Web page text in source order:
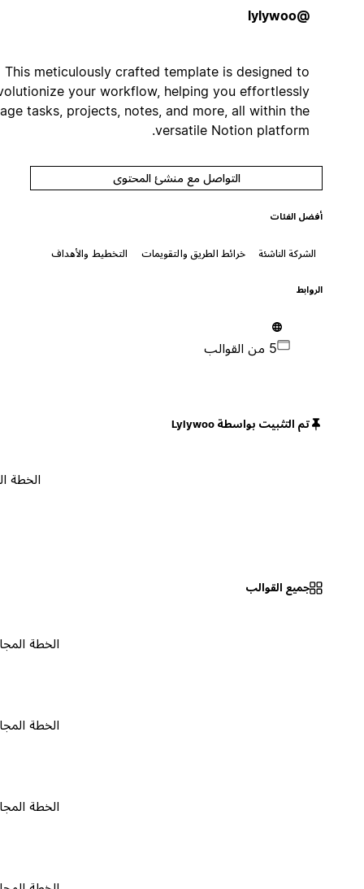
This meticulously crafted template is designed to
revolutionize your workflow, helping you effortlessly
manage tasks, projects, notes, and more, all within the
versatile Notion platform.
التواصل مع منشئ المحتوى
أفضل الفئات
الشركة الناشئة خرائط الطريق والتقويمات التخطيط والأهداف
تم التثبيت بواسطة Lylywoo
الخطة المجانية
جميع القوالب
الخطة المجانية ٠
الخطة المجانية ٠
الخطة المجانية ٠